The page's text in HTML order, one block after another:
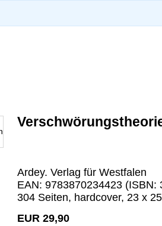
Ardey. Verlag für Westfalen
EAN: 9783870234423 (ISBN:
304 Seiten, hardcover, 23 x
EUR 29,90